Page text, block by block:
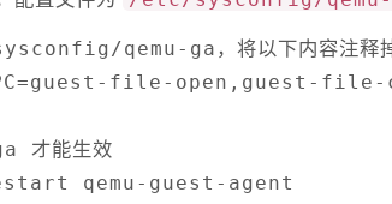
qemu-ga，将以下内容注释掉
file-
才能生效
qemu-guest-agent